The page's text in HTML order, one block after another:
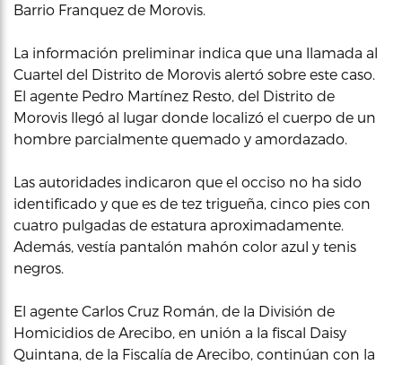
Barrio Franquez de Morovis.
La información preliminar indica que una llamada al
Cuartel del Distrito de Morovis alertó sobre este caso.
El agente Pedro Martínez Resto, del Distrito de
Morovis llegó al lugar donde localizó el cuerpo de un
hombre parcialmente quemado y amordazado.
Las autoridades indicaron que el occiso no ha sido
identificado y que es de tez trigueña, cinco pies con
cuatro pulgadas de estatura aproximadamente.
Además, vestía pantalón mahón color azul y tenis
negros.
El agente Carlos Cruz Román, de la División de
Homicidios de Arecibo, en unión a la fiscal Daisy
Quintana, de la Fiscalía de Arecibo, continúan con la